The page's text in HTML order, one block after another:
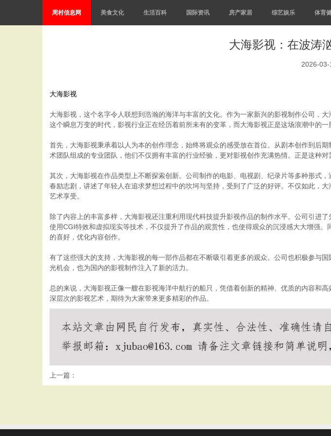
周村信息网 美食文化 生活百科 国际资讯 房产家居 综艺娱乐 体育
大海影视：在波涛
2026-
大海影视
大海影视，这个名字令人联想到浩瀚的海洋与丰富的文化。作为一家新兴的影视制作公司，
这个瞬息万变的时代，影视行业正在经历着前所未有的变革，而大海影视正是这场浪潮中的一
首先，大海影视秉承着以人为本的创作理念，始终将观众的感受放在首位。从剧本创作到后
术团队组成的专业团队，他们不仅拥有丰富的行业经验，更对影视创作充满热情。正是这种
其次，大海影视在作品类型上不断探索创新。公司制作的电影、电视剧、纪录片等多种形式
春励志剧，讲述了年轻人在追求梦想过程中的坎坷与坚持，受到了广泛的好评。不仅如此，
艺术享受。
除了内容上的丰富多样，大海影视还注重利用现代科技提升影视作品的制作水平。公司引进
使用CGI特效和虚拟现实等技术，不仅提升了作品的观赏性，也使得观众的沉浸感大大增强
的喜好，优化内容创作。
有了这些强大的支持，大海影视的每一部作品都在不断吸引着更多的观众。公司也积极参与
光机会，也为国内的影视制作注入了新的活力。
总的来说，大海影视正像一艘在影视海洋中航行的船只，凭借着创新的精神、优质的内容和
深层次的影视艺术，期待为大家带来更多精彩的作品。
上一篇：